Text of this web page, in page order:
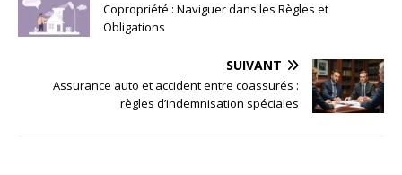
Copropriété : Naviguer dans les Règles et
Obligations
SUIVANT
Assurance auto et accident entre coassurés :
règles d’indemnisation spéciales